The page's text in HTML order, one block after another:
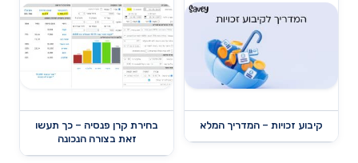
קיבוע זכויות – המדריך המלא
בחירת קרן פנסיה – כך תעשו
זאת בצורה הנכונה